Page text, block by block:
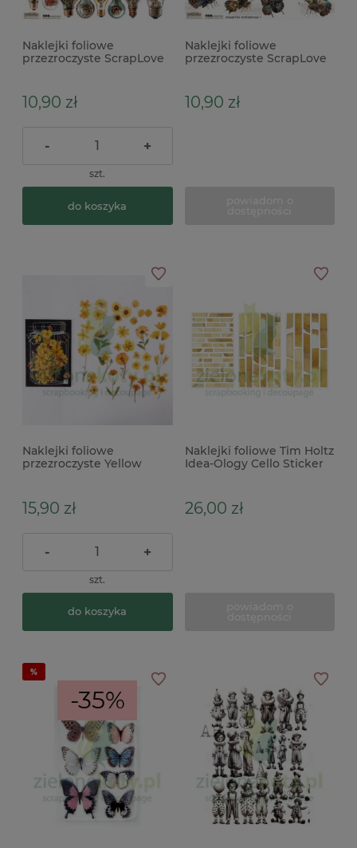
Naklejki foliowe
przezroczyste ScrapLove
10,90 zł
- +
szt.
do koszyka
Naklejki foliowe
przezroczyste ScrapLove
10,90 zł
Naklejki foliowe
przezroczyste Yellow
15,90 zł
- +
szt.
do koszyka
Naklejki foliowe Tim Holtz
Idea-Ology Cello Sticker
26,00 zł
-35%